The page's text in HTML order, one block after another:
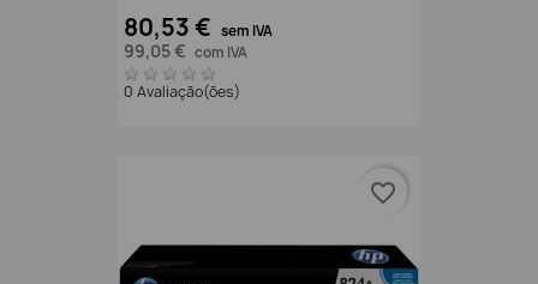
80,53 € sem IVA
99,05 € com IVA
0 Avaliação(ões)
favorite_border